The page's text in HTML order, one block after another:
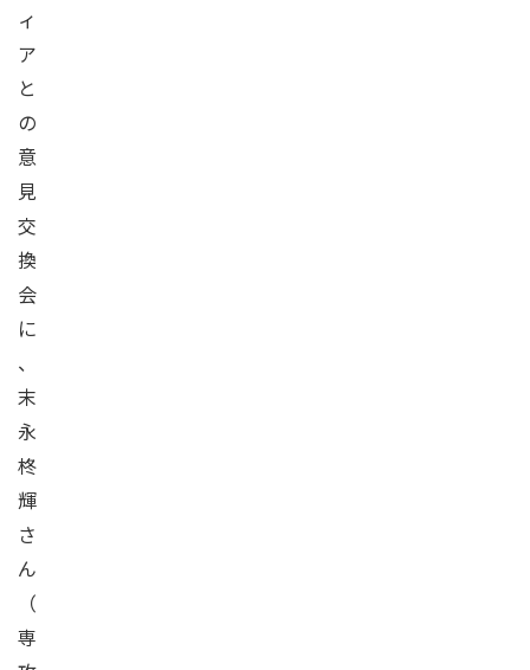
ィ
ア
と
の
意
見
交
換
会
に
、
末
永
柊
輝
さ
ん
（
専